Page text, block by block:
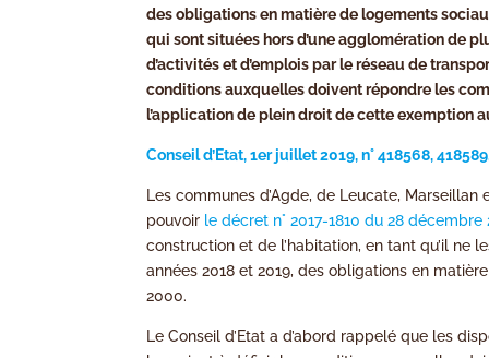
des obligations en matière de logements
qui sont situées hors d’une agglomération de
d’activités et d’emplois par le réseau de
conditions auxquelles doivent répondre les
l’application de plein droit de cette exemption
Conseil d’Etat, 1er juillet 2019, n° 418568,
Les communes d’Agde, de Leucate,
pouvoir le décret n° 2017-1810 du 28 décembre
construction et de l’habitation, en tant qu’il ne
années 2018 et 2019, des obligations en
2000.
Le Conseil d’Etat a d’abord rappelé que les